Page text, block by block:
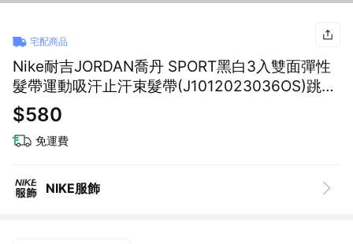
宅配商品
Nike耐吉JORDAN喬丹 SPORT黑白3入雙面彈性
髮帶運動吸汗止汗束髮帶(J1012023036OS)跳舞
街舞饒舌說唱滑板嘻哈單品 男友禮物 女生禮物 七
夕交換禮物 情侶穿搭
$580
免運費
NIKE服飾